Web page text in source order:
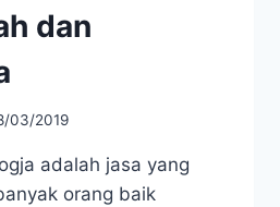
dan
03/2019
adalah jasa yang
orang baik